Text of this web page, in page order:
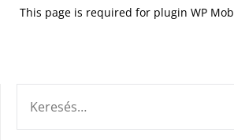
This page is required for plugin WP